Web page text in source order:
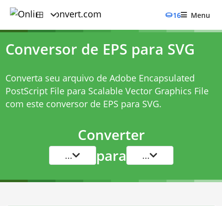
16 Menu
Conversor de EPS para SVG
Converta seu arquivo de Adobe Encapsulated
PostScript File para Scalable Vector Graphics File
com este conversor de EPS para SVG.
Converter
... para ...